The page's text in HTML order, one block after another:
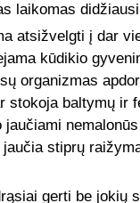
laikomas
atsižvelgti į dar
kūdikio
organizmas
stokoja baltymų ir
jaučiami
stiprų
gerti be